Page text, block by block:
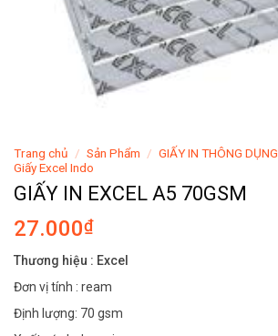
Trang chủ / Sản Phẩm / GIẤY IN THÔNG DỤNG
Giấy Excel Indo
GIẤY IN EXCEL A5 70GSM
27.000₫
Thương hiệu : Excel
Đơn vị tính : ream
Định lượng: 70 gsm